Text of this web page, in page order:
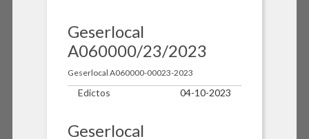
Geserlocal
A060000/23/2023
Geserlocal A060000-00023-2023
Edictos 04-10-2023
Geserlocal